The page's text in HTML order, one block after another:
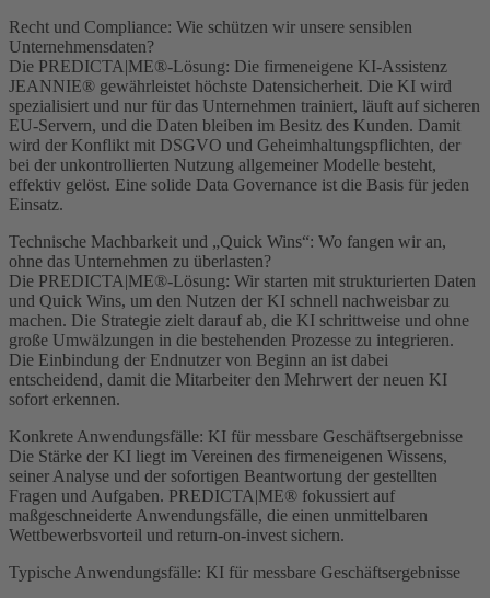
Recht und Compliance: Wie schützen wir unsere sensiblen
Unternehmensdaten?
Die PREDICTA|ME®-Lösung: Die firmeneigene KI-Assistenz
JEANNIE® gewährleistet höchste Datensicherheit. Die KI wird
spezialisiert und nur für das Unternehmen trainiert, läuft auf sicheren
EU-Servern, und die Daten bleiben im Besitz des Kunden. Damit
wird der Konflikt mit DSGVO und Geheimhaltungspflichten, der
bei der unkontrollierten Nutzung allgemeiner Modelle besteht,
effektiv gelöst. Eine solide Data Governance ist die Basis für jeden
Einsatz.
Technische Machbarkeit und „Quick Wins“: Wo fangen wir an,
ohne das Unternehmen zu überlasten?
Die PREDICTA|ME®-Lösung: Wir starten mit strukturierten Daten
und Quick Wins, um den Nutzen der KI schnell nachweisbar zu
machen. Die Strategie zielt darauf ab, die KI schrittweise und ohne
große Umwälzungen in die bestehenden Prozesse zu integrieren.
Die Einbindung der Endnutzer von Beginn an ist dabei
entscheidend, damit die Mitarbeiter den Mehrwert der neuen KI
sofort erkennen.
Konkrete Anwendungsfälle: KI für messbare Geschäftsergebnisse
Die Stärke der KI liegt im Vereinen des firmeneigenen Wissens,
seiner Analyse und der sofortigen Beantwortung der gestellten
Fragen und Aufgaben. PREDICTA|ME® fokussiert auf
maßgeschneiderte Anwendungsfälle, die einen unmittelbaren
Wettbewerbsvorteil und return-on-invest sichern.
Typische Anwendungsfälle: KI für messbare Geschäftsergebnisse